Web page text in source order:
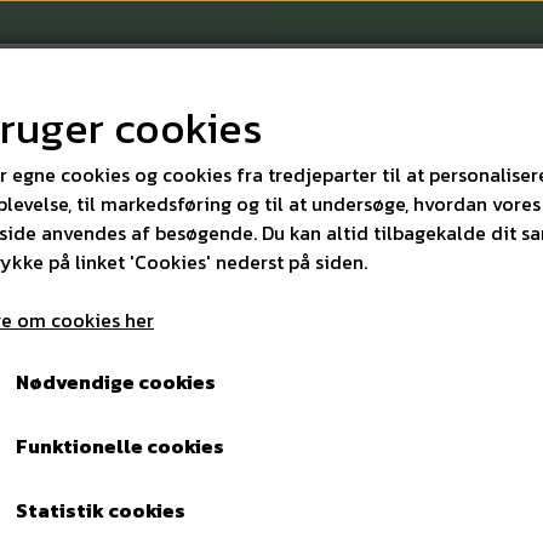
KONTAKT
Affaldssække m/
Plast Klare 5 sække pr.
cookies
egne cookies og cookies fra tredjeparter til at
til markedsføring og til at undersøge, hvordan vores
anvendes af besøgende. Du kan altid tilbagekalde dit
på linket 'Cookies' nederst på siden.
om cookies her
Nødvendige cookies
Funktionelle cookies
Statistik cookies